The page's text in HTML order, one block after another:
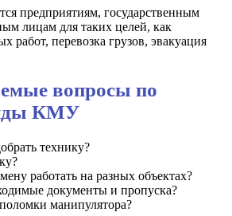
предприятиям, государственным
лицам для таких целей, как
работ, перевозка грузов, эвакуация
вопросы по
КМУ
технику?
работать на разных объектах?
документы и пропуска?
манипулятора?